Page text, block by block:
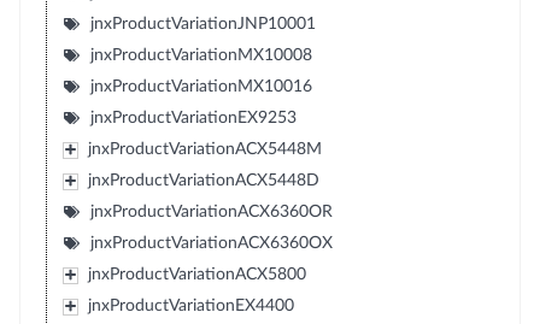
jnxProductVariationJNP10001
jnxProductVariationMX10008
jnxProductVariationMX10016
jnxProductVariationEX9253
jnxProductVariationACX5448M
jnxProductVariationACX5448D
jnxProductVariationACX6360OR
jnxProductVariationACX6360OX
jnxProductVariationACX5800
jnxProductVariationEX4400